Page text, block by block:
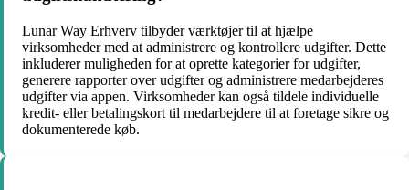
Lunar Way Erhverv tilbyder værktøjer til at hjælpe
virksomheder med at administrere og kontrollere udgifter. Dette
inkluderer muligheden for at oprette kategorier for udgifter,
generere rapporter over udgifter og administrere medarbejderes
udgifter via appen. Virksomheder kan også tildele individuelle
kredit- eller betalingskort til medarbejdere til at foretage sikre og
dokumenterede køb.